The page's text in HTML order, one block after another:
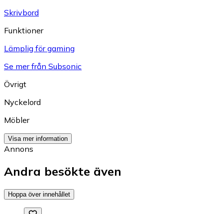
Skrivbord
Funktioner
Lämplig för gaming
Se mer från Subsonic
Övrigt
Nyckelord
Möbler
Visa mer information
Annons
Andra besökte även
Hoppa över innehållet